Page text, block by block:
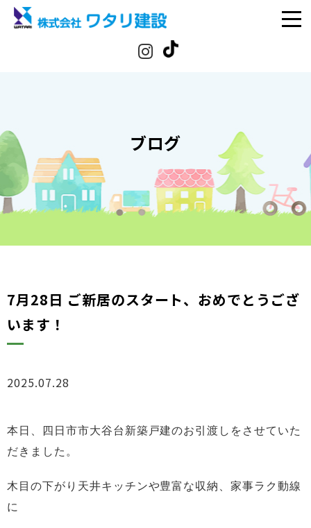
ブログ
7月28日 ご新居のスタート、おめでとうござ
います！
2025.07.28
本日、四日市市大谷台新築戸建のお引渡しをさせていた
だきました。
木目の下がり天井キッチンや豊富な収納、家事ラク動線
に